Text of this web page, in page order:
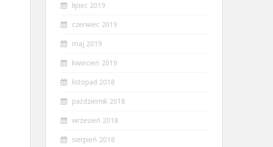
lipiec 2019
czerwiec 2019
maj 2019
kwiecień 2019
listopad 2018
październik 2018
wrzesień 2018
sierpień 2018